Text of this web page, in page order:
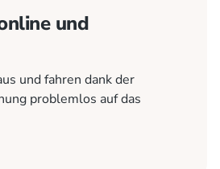
und
und fahren dank der
problemlos auf das